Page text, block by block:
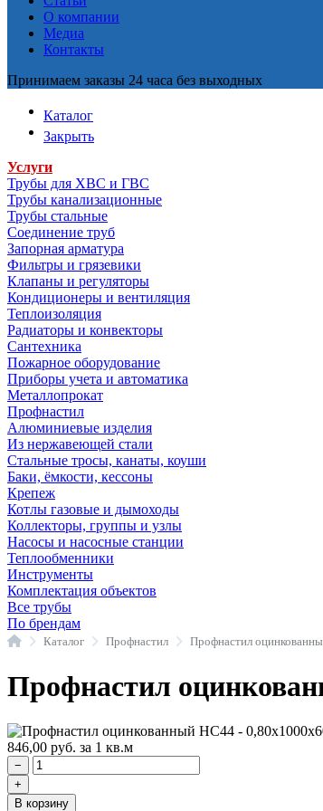
О компании
Медиа
Контакты
Принимаем заказы 24 часа без выходных
Каталог
Закрыть
Услуги
Трубы для ХВС и ГВС
Трубы канализационные
Трубы стальные
Соединение труб
Запорная арматура
Фильтры и грязевики
Клапаны и регуляторы
Кондиционеры и вентиляция
Теплоизоляция
Радиаторы и конвекторы
Сантехника
Пожарное оборудование
Приборы учета и автоматика
Металлопрокат
Профнастил
Алюминиевые изделия
Из нержавеющей стали
Стальные тросы, канаты, коуши
Баки, ёмкости, кессоны
Крепеж
Котлы газовые и дымоходы
Коллекторы, группы и узлы
Насосы и насосные станции
Теплообменники
Инструменты
Комплектация объектов
Все трубы
По брендам
ГлавнаяКаталог Профнастил Профнастил
Профнастил
846,00 руб. за 1 кв.м
−
+
В корзину